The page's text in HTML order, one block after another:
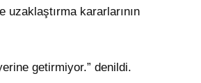
uzaklaştırma kararlarının
getirmiyor.” denildi.